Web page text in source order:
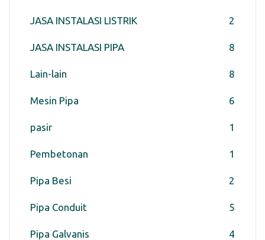
JASA INSTALASI LISTRIK 2
JASA INSTALASI PIPA 8
Lain-lain 8
Mesin Pipa 6
pasir 1
Pembetonan 1
Pipa Besi 2
Pipa Conduit 5
Pipa Galvanis 4